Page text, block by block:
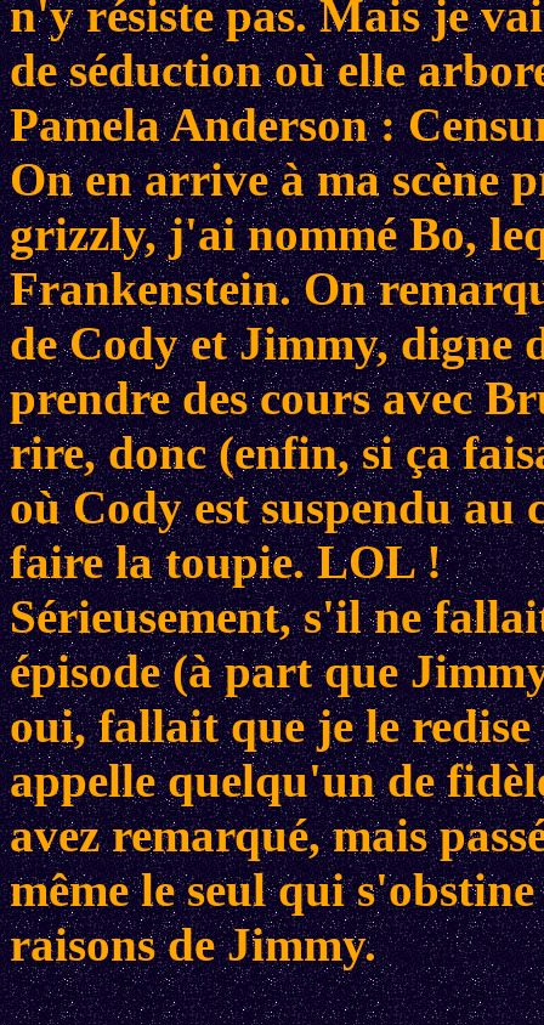
n'y résiste pas. Mais je
de séduction où elle
Pamela Anderson :
On en arrive à ma scène
grizzly, j'ai nommé Bo,
Frankenstein. On
de Cody et Jimmy, digne
prendre des cours avec
rire, donc (enfin, si ça
où Cody est suspendu
faire la toupie. LOL !
Sérieusement, s'il ne
épisode (à part que
oui, fallait que je le
appelle quelqu'un de
avez remarqué, mais
même le seul qui
raisons de Jimmy.